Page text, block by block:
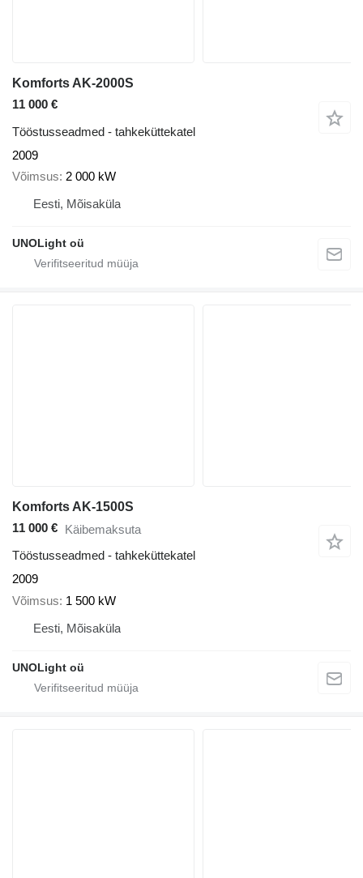
Komforts AK-2000S
11 000 €
Tööstusseadmed - tahkeküttekatel
2009
Võimsus 2 000 kW
Eesti, Mõisaküla
UNOLight oü
Komforts AK-1500S
11 000 € Käibemaksuta
Tööstusseadmed - tahkeküttekatel
2009
Võimsus 1 500 kW
Eesti, Mõisaküla
UNOLight oü